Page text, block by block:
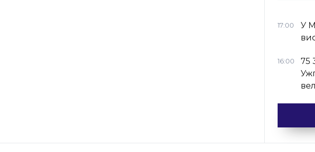
17:00
У
16:00
75